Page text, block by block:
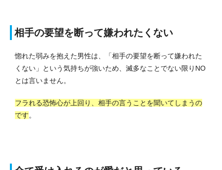
相手の要望を断って嫌われたくない
惚れた弱みを抱えた男性は、「相手の要望を断って嫌われた
くない」という気持ちが強いため、滅多なことでない限りNO
とは言いません。
フラれる恐怖心が上回り、相手の言うことを聞いてしまうの
です。